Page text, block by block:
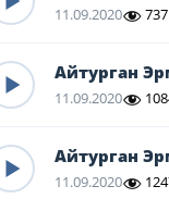
11.09.2020 737
Айтурган
11.09.2020
Айтурган
11.09.2020